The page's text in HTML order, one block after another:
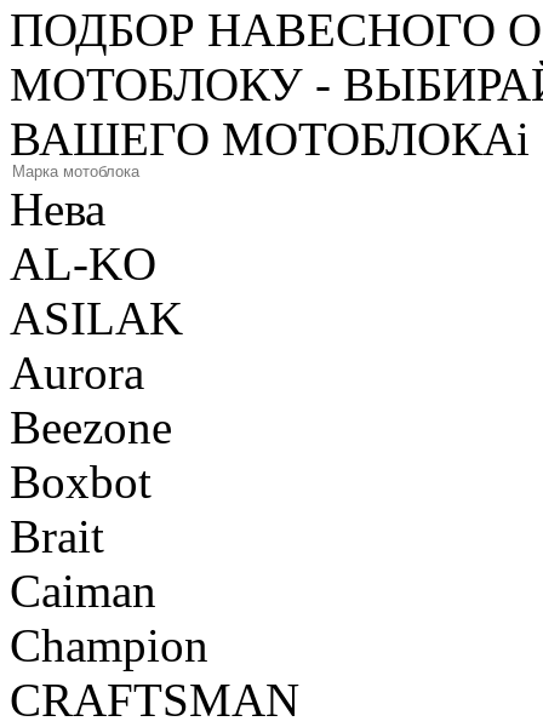
ПОДБОР НАВЕСНОГО
МОТОБЛОКУ -
ВАШЕГО МОТОБЛОКАi
Нева
AL-KO
ASILAK
Aurora
Beezone
Boxbot
Brait
Caiman
Champion
CRAFTSMAN